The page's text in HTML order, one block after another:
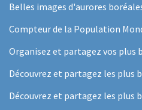
Belles images d'aurores
Compteur de la Population
Organisez et partagez vos plus
Découvrez et partagez les plus
Découvrez et partagez les plus